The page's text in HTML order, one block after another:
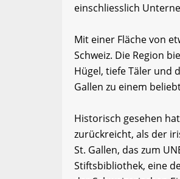
einschliesslich
Mit einer Fläche von
Schweiz. Die Region
Hügel, tiefe Täler und
Gallen zu einem
Historisch gesehen
zurückreicht, als der
St. Gallen, das zum
Stiftsbibliothek, eine